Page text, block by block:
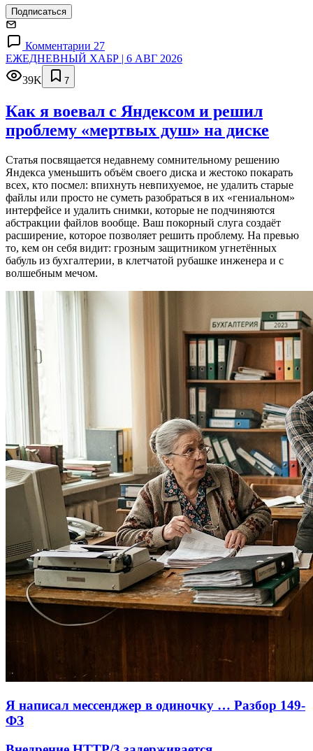
Подписаться
Комментарии 27
ЕЖЕДНЕВНЫЙ ХАБР | 6 АВГ 2026
39K
7
Как я воевал с Яндексом и решил
проблему «мертвых душ» на диске
Статья посвящается недавнему сомнительному решению
Яндекса уменьшить объём своего диска и жестоко покарать
всех, кто посмел: впихнуть невпихуемое, не удалить старые
файлы или просто не суметь разобраться в их «гениальном»
интерфейсе и удалить снимки, которые не подчиняются
абстракции файлов вообще. Ваш покорный слуга создаёт
расширение, которое позволяет решить проблему. На превью
то, кем он себя видит: грозным защитником угнетённых
бабуль из бухгалтерии, в клетчатой рубашке инженера и с
волшебным мечом.
Я написал мессенджер в одиночку … Разбор 149-
ФЗ